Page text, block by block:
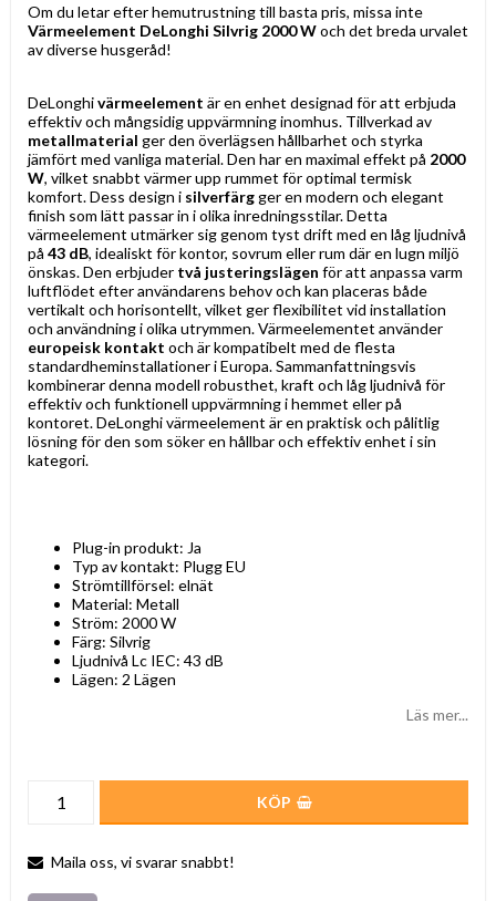
Om du letar efter hemutrustning till basta pris, missa inte
Värmeelement DeLonghi Silvrig 2000 Woch det breda urvalet
av diverse husgeråd!
DeLonghivärmeelement är en enhet designad för att erbjuda
effektiv och mångsidig uppvärmning inomhus. Tillverkad av
metallmaterial ger den överlägsen hållbarhet och styrka
jämfört med vanliga material. Den har en maximal effekt på 2000
W, vilket snabbt värmer upp rummet för optimal termisk
komfort. Dess design i silverfärgger en modern och elegant
finish som lätt passar in i olika inredningsstilar. Detta
värmeelement utmärker sig genom tyst drift med en låg ljudnivå
på 43 dB, idealiskt för kontor, sovrum eller rum där en lugn miljö
önskas. Den erbjuder två justeringslägen för att anpassa varm
luftflödet efter användarens behov och kan placeras både
vertikalt och horisontellt, vilket ger flexibilitet vid installation
och användning i olika utrymmen. Värmeelementet använder
europeisk kontakt och är kompatibelt med de flesta
standardheminstallationer i Europa. Sammanfattningsvis
kombinerar denna modell robusthet, kraft och låg ljudnivå för
effektiv och funktionell uppvärmning i hemmet eller på
kontoret. DeLonghi värmeelement är en praktisk och pålitlig
lösning för den som söker en hållbar och effektiv enhet i sin
kategori.
Plug-in produkt: Ja
Typ av kontakt: Plugg EU
Strömtillförsel: elnät
Material: Metall
Ström: 2000 W
Färg: Silvrig
Ljudnivå Lc IEC: 43 dB
Lägen: 2 Lägen
Läs mer...
KÖP
Maila oss, vi svarar snabbt!